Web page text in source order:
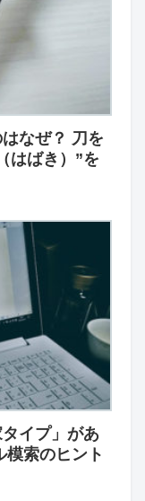
なぜ？ 刀を
はばき）”を
イプ」があ
模索のヒント